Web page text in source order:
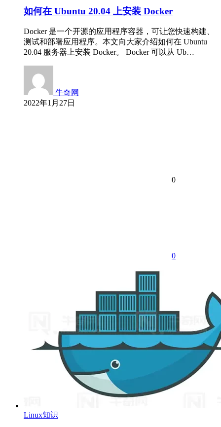
如何在 Ubuntu 20.04 上安装 Docker
Docker 是一个开源的应用程序容器，可让您快速构建、
测试和部署应用程序。本文向大家介绍如何在 Ubuntu
20.04 服务器上安装 Docker。 Docker 可以从 Ub…
牛奇网
2022年1月27日
0
0
Linux知识